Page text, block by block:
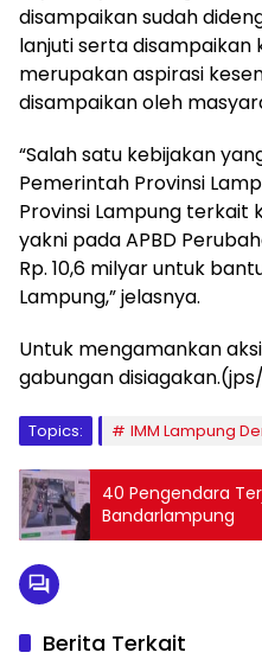
disampaikan sudah
lanjuti serta disampaikan
merupakan aspirasi
disampaikan oleh
“Salah satu kebijakan
Pemerintah Provinsi
Provinsi Lampung terkait
yakni pada APBD
Rp. 10,6 milyar untuk
Lampung,” jelasnya.
Untuk mengamankan
gabungan
Topics: IMM Lampung
40 Pengendara
Bandarlampung
Berita Terkait